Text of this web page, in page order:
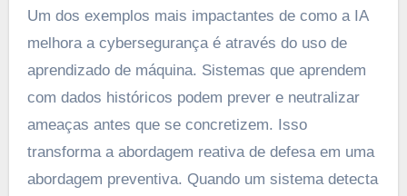
Um dos exemplos mais impactantes de como a IA
melhora a cybersegurança é através do uso de
aprendizado de máquina. Sistemas que aprendem
com dados históricos podem prever e neutralizar
ameaças antes que se concretizem. Isso
transforma a abordagem reativa de defesa em uma
abordagem preventiva. Quando um sistema detecta